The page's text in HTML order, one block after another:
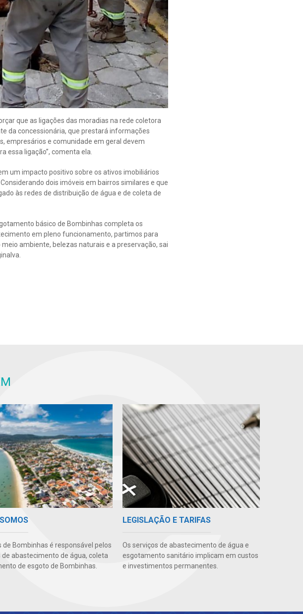
que as ligações das moradias na rede coletora
da concessionária, que prestará informações
empresários e comunidade em geral devem
essa ligação”, comenta ela.
um impacto positivo sobre os ativos imobiliários
dois imóveis em bairros similares e que
às redes de distribuição de água e de coleta de
básico de Bombinhas completa os
em pleno funcionamento, partimos para
ambiente, belezas naturais e a preservação, sai
de Bombinhas é responsável pelos
de abastecimento de água, coleta
de esgoto de Bombinhas.
LEGISLAÇÃO E TARIFAS
Os serviços de abastecimento de água e
esgotamento sanitário implicam em custos
e investimentos permanentes.